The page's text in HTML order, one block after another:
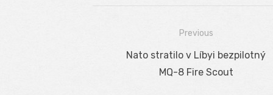
Navigácia
Previous
Previous
Nato stratilo v Líbyi bezpilotný
MQ-8 Fire Scout